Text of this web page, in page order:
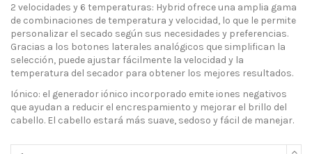
2 velocidades y 6 temperaturas: Hybrid ofrece una amplia gama
de combinaciones de temperatura y velocidad, lo que le permite
personalizar el secado según sus necesidades y preferencias.
Gracias a los botones laterales analógicos que simplifican la
selección, puede ajustar fácilmente la velocidad y la
temperatura del secador para obtener los mejores resultados.
Iónico: el generador iónico incorporado emite iones negativos
que ayudan a reducir el encrespamiento y mejorar el brillo del
cabello. El cabello estará más suave, sedoso y fácil de manejar.